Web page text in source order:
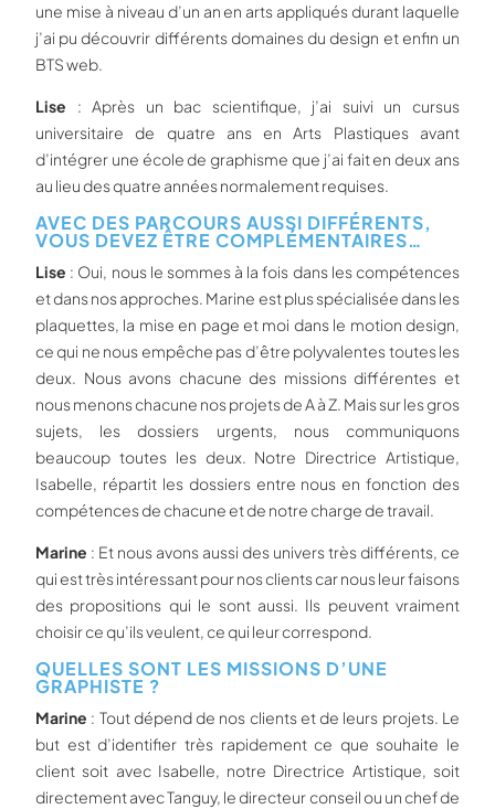
une mise à niveau d’un an en arts appliqués durant laquelle
j’ai pu découvrir différents domaines du design et enfin un
BTS web.
Lise : Après un bac scientifique, j’ai suivi un cursus
universitaire de quatre ans en Arts Plastiques avant
d’intégrer une école de graphisme que j’ai fait en deux ans
au lieu des quatre années normalement requises.
AVEC DES PARCOURS AUSSI DIFFÉRENTS,
VOUS DEVEZ ÊTRE COMPLÉMENTAIRES…
Lise : Oui, nous le sommes à la fois dans les compétences
et dans nos approches. Marine est plus spécialisée dans les
plaquettes, la mise en page et moi dans le motion design,
ce qui ne nous empêche pas d’être polyvalentes toutes les
deux. Nous avons chacune des missions différentes et
nous menons chacune nos projets de A à Z. Mais sur les gros
sujets, les dossiers urgents, nous communiquons
beaucoup toutes les deux. Notre Directrice Artistique,
Isabelle, répartit les dossiers entre nous en fonction des
compétences de chacune et de notre charge de travail.
Marine : Et nous avons aussi des univers très différents, ce
qui est très intéressant pour nos clients car nous leur faisons
des propositions qui le sont aussi. Ils peuvent vraiment
choisir ce qu’ils veulent, ce qui leur correspond.
QUELLES SONT LES MISSIONS D’UNE
GRAPHISTE ?
Marine : Tout dépend de nos clients et de leurs projets. Le
but est d’identifier très rapidement ce que souhaite le
client soit avec Isabelle, notre Directrice Artistique, soit
directement avec Tanguy, le directeur conseil ou un chef de